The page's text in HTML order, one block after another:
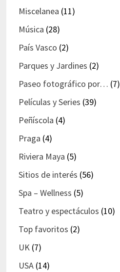
Miscelanea (11)
Música (28)
País Vasco (2)
Parques y Jardines (2)
Paseo fotográfico por… (7)
Películas y Series (39)
Peñíscola (4)
Praga (4)
Riviera Maya (5)
Sitios de interés (56)
Spa – Wellness (5)
Teatro y espectáculos (10)
Top favoritos (2)
UK(7)
USA(14)